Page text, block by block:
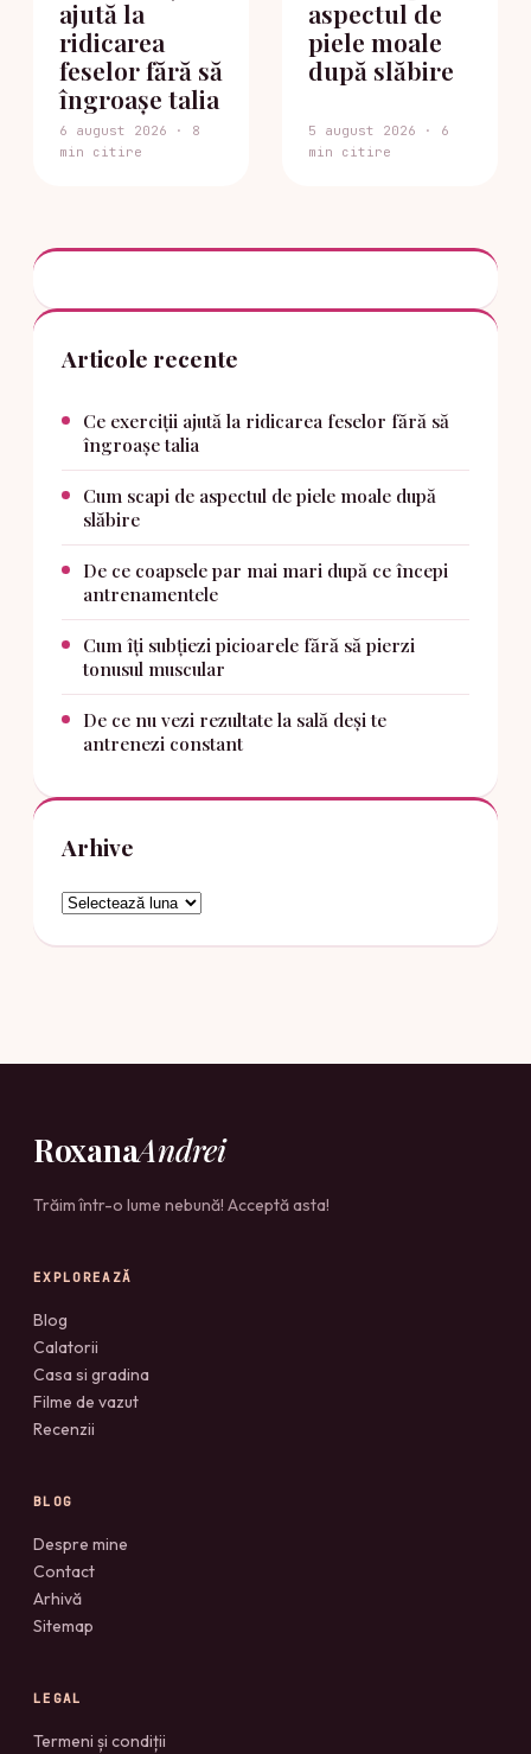
ajută la
ridicarea
feselor fără să
îngroașe talia
6 august 2026 · 8
min citire
aspectul de
piele moale
după slăbire
5 august 2026 · 6
min citire
Articole recente
Ce exerciții ajută la ridicarea feselor fără să
îngroașe talia
Cum scapi de aspectul de piele moale după
slăbire
De ce coapsele par mai mari după ce începi
antrenamentele
Cum îți subțiezi picioarele fără să pierzi
tonusul muscular
De ce nu vezi rezultate la sală deși te
antrenezi constant
Arhive
Arhive
RoxanaAndrei
Trăim într-o lume nebună! Acceptă asta!
EXPLOREAZĂ
Blog
Calatorii
Casa si gradina
Filme de vazut
Recenzii
BLOG
Despre mine
Contact
Arhivă
Sitemap
LEGAL
Termeni și condiții